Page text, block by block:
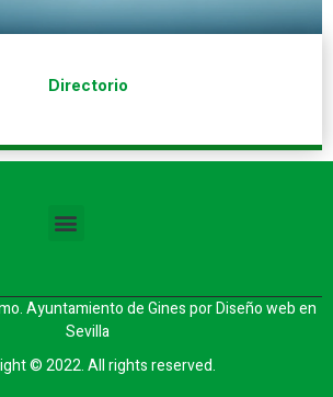
Directorio
Ayuntamiento de Gines porDiseño web en
Sevilla
© 2022. All rights reserved.